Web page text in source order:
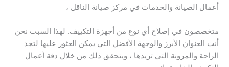
أعمال الصيانة والخدمات في مركز صيانة الناقل ،
متخصصون في إصلاح أي نوع من أجهزة التكييف. لهذا السبب نحن
أنت العنوان الأبرز والوجهة الأفضل التي يمكن العثور عليها لتجد
الراحة والمرونة التي تريدها ، ويتحقق ذلك من خلال دقة أعمال